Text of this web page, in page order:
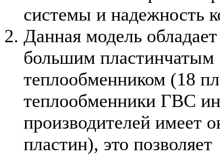
системы и надежность
Данная модель
большим пластинчатым
теплообменником (18
теплообменники ГВС
производителей имеет
пластин), это позволяет